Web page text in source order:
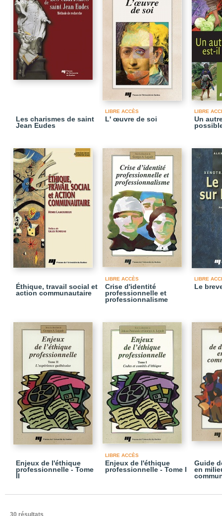
Les charismes de saint
Jean Eudes
LIBRE ACCÈS
L' œuvre de soi
LIBRE
Un
Éthique, travail social et
action communautaire
LIBRE ACCÈS
Crise d'identité
professionnelle et
professionnalisme
LIBRE
Le
Enjeux de l'éthique
professionnelle - Tome
II
LIBRE ACCÈS
Enjeux de l'éthique
professionnelle - Tome I
Guide
en
30 résultats